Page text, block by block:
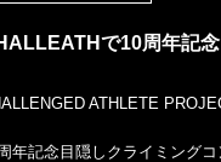
で10周年記念
ATHLETE
年記念目隠しクライミング